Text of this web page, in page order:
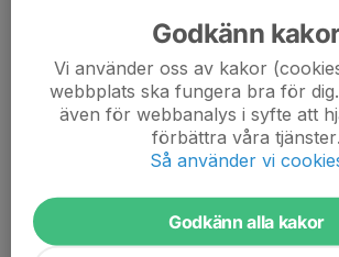
18:30-20:00
Sami, Kevin E, Kevin, Alltay, Aihem,
Frank, Astori, Benito/Delroy/Packman
Vattenflaska,
Inneskor
Godkänn
Vi använder oss av kakor
webbplats ska fungera bra för
även för webbanalys i syfte att
förbättra våra tjänster.
Så använder vi
Godkänn alla kakor